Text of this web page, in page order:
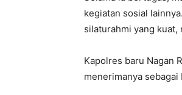
kegiatan sosial
silaturahmi yang kuat,
Kapolres baru Nagan
menerimanya